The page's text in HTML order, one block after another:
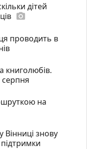
дітей
photo_camera
проводить в
книголюбів.
серпня
на
Вінниці знову